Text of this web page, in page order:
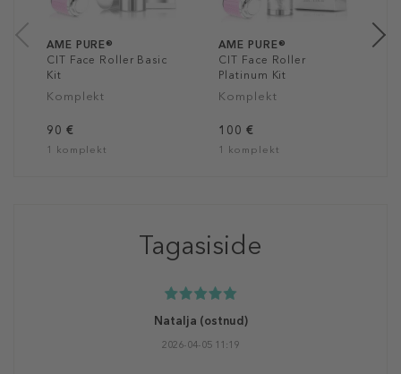
AME PURE®
CIT Face Roller Basic
Kit
Komplekt
90 €
1 komplekt
AME PURE®
CIT Face Roller
Platinum Kit
Komplekt
100 €
1 komplekt
Tagasiside
Natalja (ostnud)
2026-04-05 11:19